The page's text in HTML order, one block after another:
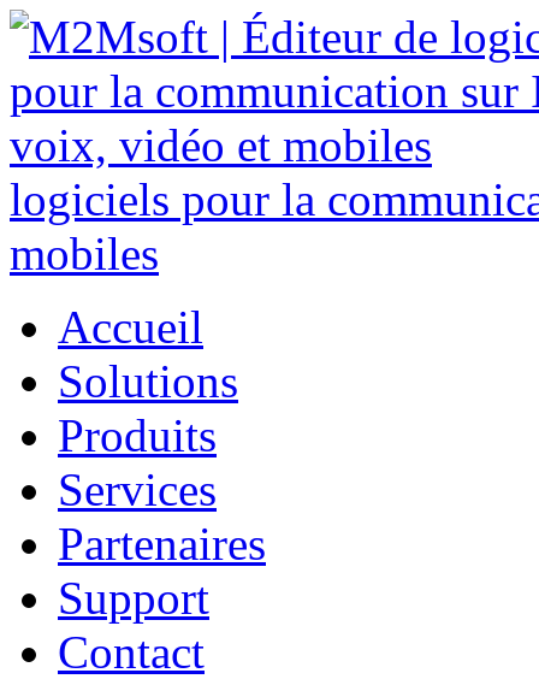
logiciels pour la
mobiles
Accueil
Solutions
Produits
Services
Partenaires
Support
Contact